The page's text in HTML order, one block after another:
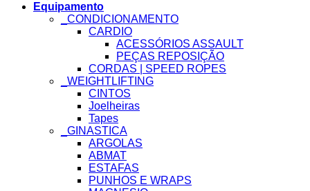
Equipamento
_CONDICIONAMENTO
CARDIO
ACESSÓRIOS ASSAULT
PEÇAS REPOSIÇÃO
CORDAS | SPEED ROPES
_WEIGHTLIFTING
CINTOS
Joelheiras
Tapes
_GINASTICA
ARGOLAS
ABMAT
ESTAFAS
PUNHOS E WRAPS